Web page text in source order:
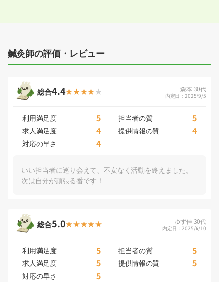
鍼灸師の評価・レビュー
総合4.4 森本 30代
内定日：2025/9/5
利用満足度 5 担当者の質 5
求人満足度 4 提供情報の質 4
対応の早さ 4
いい担当者に巡り会えて、不安なく活動を終えました。
次は自分が頑張る番です！
総合5.0 ゆず佳 30代
内定日：2025/6/10
利用満足度 5 担当者の質 5
求人満足度 5 提供情報の質 5
対応の早さ 5